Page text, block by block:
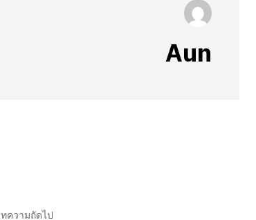
Aun
ความถัดไป